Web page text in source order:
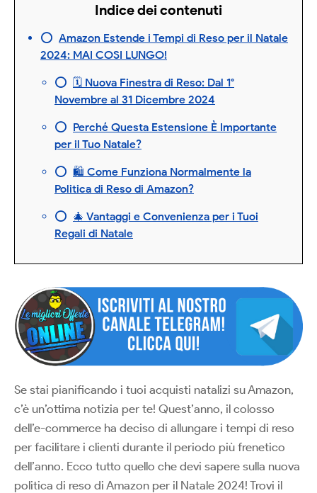
Indice dei contenuti
Amazon Estende i Tempi di Reso per il Natale
2024: MAI COSI LUNGO!
🗓️ Nuova Finestra di Reso: Dal 1°
Novembre al 31 Dicembre 2024
Perché Questa Estensione È Importante
per il Tuo Natale?
🛍️ Come Funziona Normalmente la
Politica di Reso di Amazon?
🎄 Vantaggi e Convenienza per i Tuoi
Regali di Natale
Se stai pianificando i tuoi acquisti natalizi su Amazon,
c’è un’ottima notizia per te! Quest’anno, il colosso
dell’e-commerce ha deciso di allungare i tempi di reso
per facilitare i clienti durante il periodo più frenetico
dell’anno. Ecco tutto quello che devi sapere sulla nuova
politica di reso di Amazon per il Natale 2024! Trovi il